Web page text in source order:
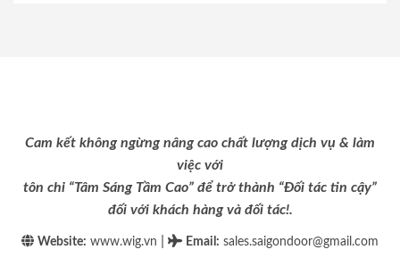
Cam kết không ngừng nâng cao chất lượng dịch vụ & làm
việc với
tôn chỉ “Tâm Sáng Tầm Cao” để trở thành “Đối tác tin cậy”
đối với khách hàng và đối tác!.
Website: www.wig.vn Email : sales.saigondoor@gmail.com